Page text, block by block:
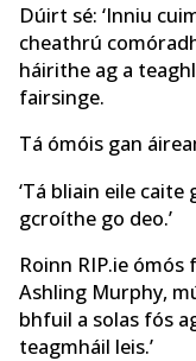
Dúirt sé: ‘Inniu
cheathrú
háirithe ag a
fairsinge.
Tá ómóis gan
‘Tá bliain eile
gcroíthe go deo.’
Roinn RIP.ie ómós
Ashling Murphy,
bhfuil a solas fós
teagmháil leis.’